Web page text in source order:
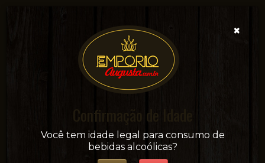
Sua conveniência e adega on-line!
×
Confirmação de Idade
Você tem idade legal para consumo de
bebidas alcoólicas?